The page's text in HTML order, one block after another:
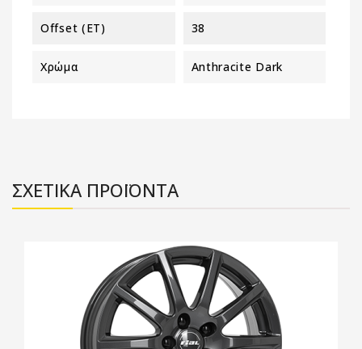
Offset (ET) 38
Χρώμα Anthracite Dark
ΣΧΕΤΙΚΑ ΠΡΟΪΟΝΤΑ